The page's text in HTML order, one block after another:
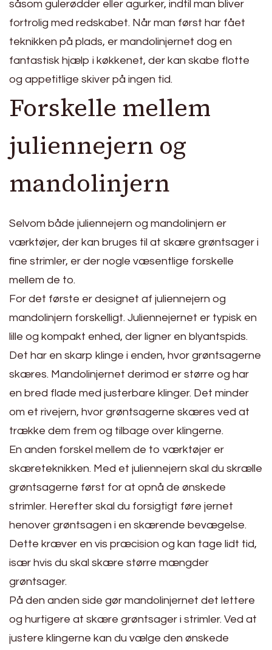
såsom gulerødder eller agurker, indtil man bliver
fortrolig med redskabet. Når man først har fået
teknikken på plads, er mandolinjernet dog en
fantastisk hjælp i køkkenet, der kan skabe flotte
og appetitlige skiver på ingen tid.
Forskelle mellem
juliennejern og
mandolinjern
Selvom både juliennejern og mandolinjern er
værktøjer, der kan bruges til at skære grøntsager i
fine strimler, er der nogle væsentlige forskelle
mellem de to.
For det første er designet af juliennejern og
mandolinjern forskelligt. Juliennejernet er typisk en
lille og kompakt enhed, der ligner en blyantspids.
Det har en skarp klinge i enden, hvor grøntsagerne
skæres. Mandolinjernet derimod er større og har
en bred flade med justerbare klinger. Det minder
om et rivejern, hvor grøntsagerne skæres ved at
trække dem frem og tilbage over klingerne.
En anden forskel mellem de to værktøjer er
skæreteknikken. Med et juliennejern skal du skrælle
grøntsagerne først for at opnå de ønskede
strimler. Herefter skal du forsigtigt føre jernet
henover grøntsagen i en skærende bevægelse.
Dette kræver en vis præcision og kan tage lidt tid,
især hvis du skal skære større mængder
grøntsager.
På den anden side gør mandolinjernet det lettere
og hurtigere at skære grøntsager i strimler. Ved at
justere klingerne kan du vælge den ønskede